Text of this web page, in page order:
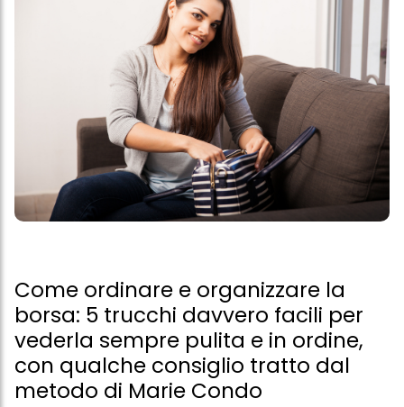
Come ordinare e organizzare la
borsa: 5 trucchi davvero facili per
vederla sempre pulita e in ordine,
con qualche consiglio tratto dal
metodo di Marie Condo